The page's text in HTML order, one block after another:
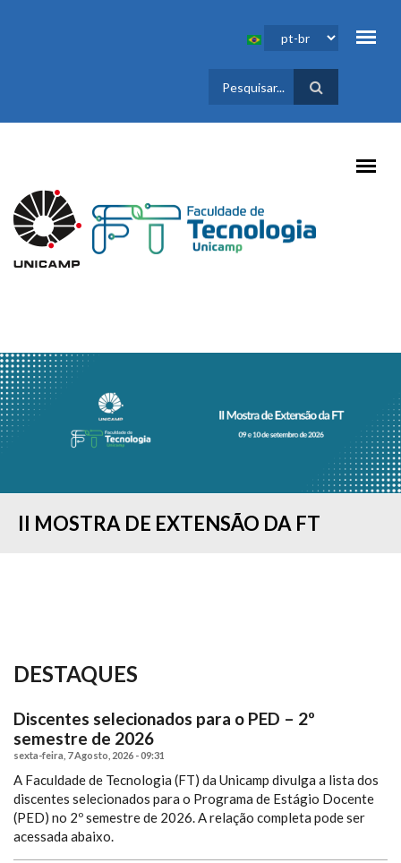
FORMULÁRIO
DE BUSCA
II MOSTRA DE EXTENSÃO DA FT
CONCURSO "MINHA PESQUISA EM 90
COLAÇÃO DE GRAU - FORMANDOS DO
ESTUDANTES DA FT-UNICAMP
RESULTADO DO PROCESSO SELETIVO
IMAGELAB DA FT/UNICAMP
COMISSÃO DE ACESSIBILIDADE
FT SEDIA “I SIMPÓSIO BRASILEIRO DE
FT REALIZA O I WORKSHOP DE
DESTAQUES
Discentes selecionados para o PED – 2º
semestre de 2026
sexta-feira, 7 Agosto, 2026 - 09:31
A Faculdade de Tecnologia (FT) da Unicamp divulga a lista dos
discentes selecionados para o Programa de Estágio Docente
(PED) no 2º semestre de 2026. A relação completa pode ser
acessada abaixo.